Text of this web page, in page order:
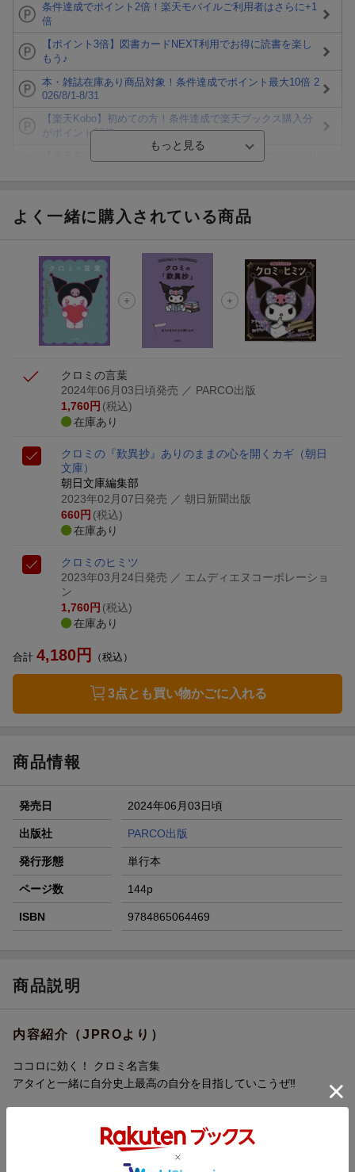
条件達成でポイント2倍！楽天モバイルご利用者はさらに+1
倍
【ポイント3倍】図書カードNEXT利用でお得に読書を楽し
もう♪
本・雑誌在庫あり商品対象！条件達成でポイント最大10倍 2
026/8/1-8/31
【楽天Kobo】初めての方！条件達成で楽天ブックス購入分
がポイント20倍
ト山分け
エントリー＆3,000円以上購入で無料データSIM（3GB/月プ
ラン）が当たる！
楽天モバイル紹介キャンペーンの拡散で300円OFFクーポン
進呈
よく一緒に購入されている商品
クロミの言葉
2024年06月03日頃発売 ／ PARCO出版
1,760円 (税込)
在庫あり
クロミの『歎異抄』 ありのままの心を開くカギ （朝日
文庫）
朝日文庫編集部
2023年02月07日発売 ／ 朝日新聞出版
660円 (税込)
在庫あり
クロミのヒミツ
2023年03月24日発売 ／ エムディエヌコーポレーショ
ン
1,760円 (税込)
在庫あり
合計 4,180円 （税込）
3点とも買い物かごに入れる
商品情報
発売日 2024年06月03日頃
出版社 PARCO出版
発行形態 単行本
ページ数 144p
ISBN 9784865064469
商品説明
内容紹介（JPROより）
ココロに効く！ クロミ名言集
アタイと一緒に自分史上最高の自分を目指していこうぜ‼
サンリオの人気キャラクター、クロミのX（旧Twitter）で大反響の
あった名言とイラストを厳選収録！ また、ドーリー系、コスプレ